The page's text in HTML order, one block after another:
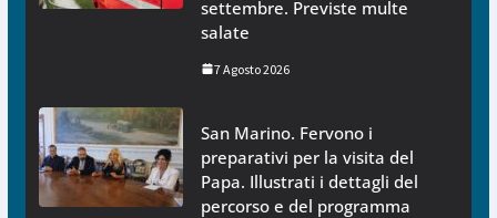
settembre. Previste multe
salate
7 Agosto 2026
San Marino. Fervono i
preparativi per la visita del
Papa. Illustrati i dettagli del
percorso e del programma